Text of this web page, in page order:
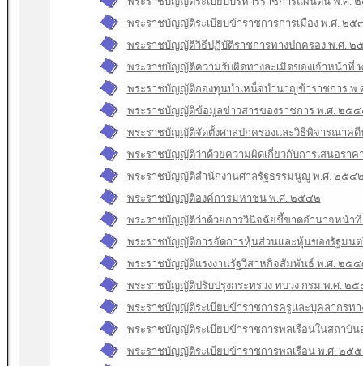
พระราชบัญญัติระเบียบข้าราชการการเมือง พ.ศ. ๒๕
พระราชบัญญัติวิธีปฏิบัติราชการทางปกครอง พ.ศ. ๒
พระราชบัญญัติความรับผิดทางละเมิดของเจ้าหน้าที่
พระราชบัญญัติกองทุนบําเหน็จบํานาญข้าราชการ พ
พระราชบัญญัติข้อมูลข่าวสารของราชการ พ.ศ. ๒๕๔
พระราชบัญญัติจัดตั้งศาลปกครองและวิธีพิจารณาค
พระราชบัญญัติว่าด้วยความผิดเกี่ยวกับการเสนอรา
พระราชบัญญัติสํานักงานศาลรัฐธรรมนูญู พ.ศ. ๒๕๔
พระราชบัญญัติองค์การมหาชน พ.ศ. ๒๕๔๒
พระราชบัญญัติว่าด้วยการวินิจฉัยชี้ขาดอำนาจหน้า
พระราชบัญญัติการจัดการหุ้นส่วนและหุ้นของรัฐมน
พระราชบัญญัติแรงงานรัฐวิสาหกิจสัมพันธ์ พ.ศ. ๒๕
พระราชบัญญัติปรับปรุงกระทรวง ทบวง กรม พ.ศ. ๒
พระราชบัญญัติระเบียบข้าราชการครูและบุคลากรท
พระราชบัญญัติระเบียบข้าราชการพลเรือนในสถาบั
พระราชบัญญัติระเบียบข้าราชการพลเรือน พ.ศ. ๒๕